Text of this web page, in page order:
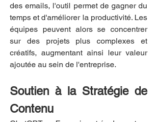
des emails, l'outil permet de gagner du
temps et d'améliorer la productivité. Les
équipes peuvent alors se concentrer
sur des projets plus complexes et
créatifs, augmentant ainsi leur valeur
ajoutée au sein de l'entreprise.
Soutien à la Stratégie de
Contenu